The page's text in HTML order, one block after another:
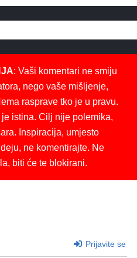
: Vaši komentari ne smiju
nego vaše mišljenje,
rasprave tko je u pravu.
istina. Cilj nije polemika,
Inspiracija, umjesto
ne komentirajte. Ne
biti će te blokirani.
Prijavite se